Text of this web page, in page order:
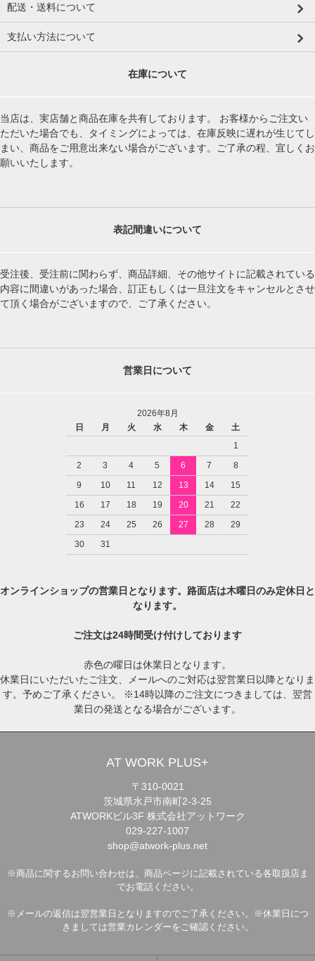
配送・送料について
支払い方法について
在庫について
当店は、実店舗と商品在庫を共有しております。 お客様からご注文い
ただいた場合でも、タイミングによっては、在庫反映に遅れが生じてし
まい、商品をご用意出来ない場合がございます。ご了承の程、宜しくお
願いいたします。
表記間違いについて
受注後、受注前に関わらず、商品詳細、その他サイトに記載されている
内容に間違いがあった場合、訂正もしくは一旦注文をキャンセルとさせ
て頂く場合がございますので、ご了承ください。
営業日について
2026年8月
日
月 火 水 木 金
土
1
2
3 4 5 6 7
8
9
10 11 12 13 14
15
16
17 18 19 20 21
22
23
24 25 26 27 28
29
30
31
オンラインショップの営業日となります。路面店は木曜日のみ定休日と
なります。
ご注文は24時間受け付けしております
赤色の曜日は休業日となります。
休業日にいただいたご注文、メールへのご対応は翌営業日以降となりま
す。予めご了承ください。 ※14時以降のご注文につきましては、翌営
業日の発送となる場合がございます。
AT WORK PLUS+
〒310-0021
茨城県水戸市南町2-3-25
ATWORKビル3F 株式会社アットワーク
029-227-1007
shop@atwork-plus.net
※商品に関するお問い合わせは、商品ページに記載されている各取扱店ま
でお電話ください。
※メールの返信は翌営業日となりますのでご了承ください。※休業日につ
きましては営業カレンダーをご確認ください。